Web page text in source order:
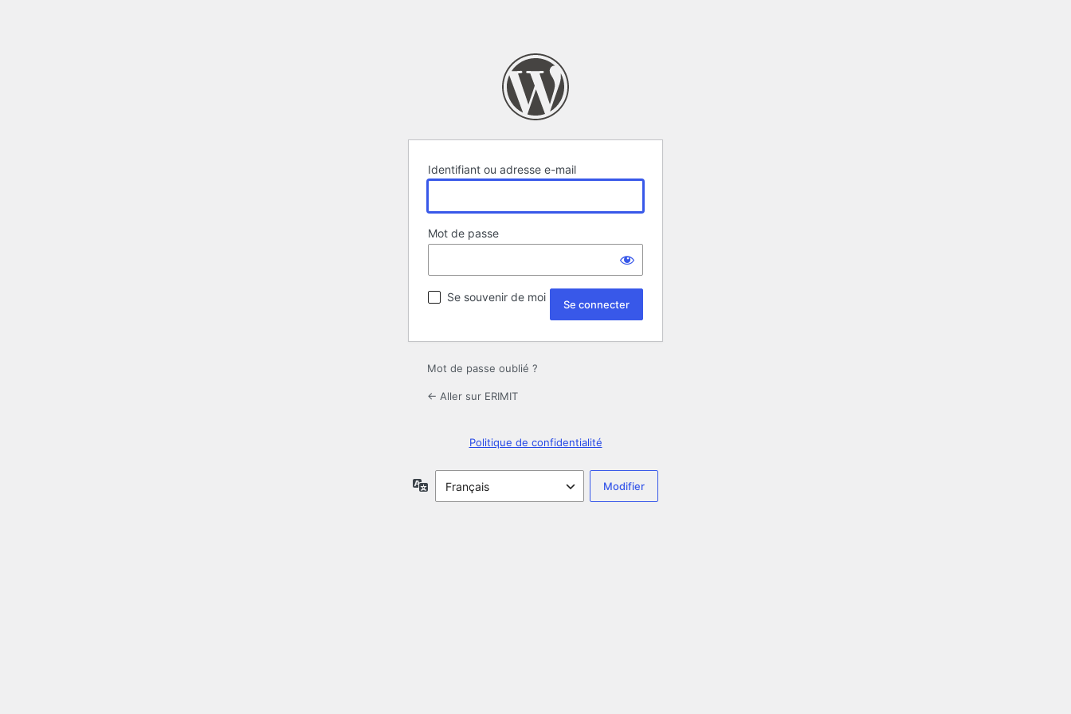
Identifiant ou adresse e-mail
Mot de passe
Se souvenir de moi
Mot de passe oublié ?
← Aller sur ERIMIT
Politique de confidentialité
Langue